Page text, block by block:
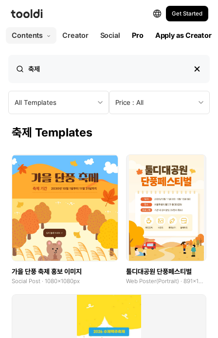
Get Started
Contents Creator Social Pro Apply as Creator
All Templates Price : All
축제 Templates
가을 단풍 축제 홍보 이미지
Social Post · 1080x1080px
툴디대공원 단풍페스티벌
Web Poster(Portrait) · 891x1260px
All Web Print
Presentation
Social Post (Portrait)
Social Story
Social Ad
YouTube Thumbnail
YouTube Profile Picture
YouTube Banner
Social Tiles
Social Tiles(4:5)
Web Poster(Portrait)